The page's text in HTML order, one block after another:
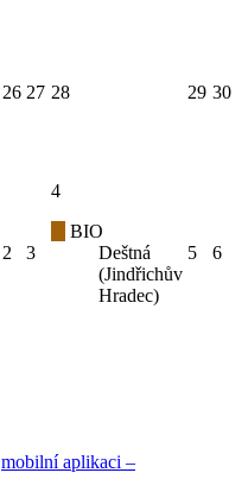
26 27 28 29 30
2 3
4
BIO
Deštná
(Jindřichův
Hradec)
5 6
mobilní aplikaci –